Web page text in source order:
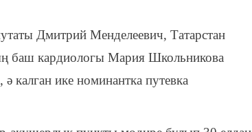
Дмитрий Менделеевич, Татарстан
баш кардиологы Мария Школьникова
калган ике номинантка путевка